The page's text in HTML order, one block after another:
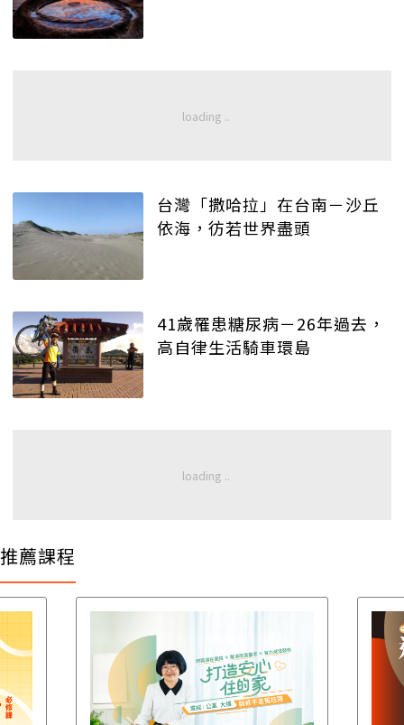
台灣「撒哈拉」在台南－沙丘
依海，彷若世界盡頭
41歲罹患糖尿病－26年過去，
高自律生活騎車環島
推薦課程